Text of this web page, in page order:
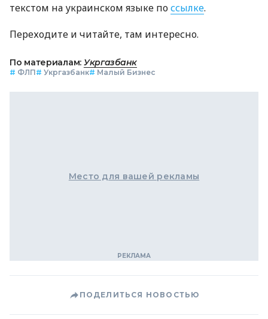
текстом на украинском языке поссылке.
Переходите и читайте, там интересно.
По материалам: Укргазбанк
# ФЛП# Укргазбанк# Малый Бизнес
Место для вашей рекламы
ПОДЕЛИТЬСЯ НОВОСТЬЮ